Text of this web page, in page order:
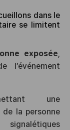
dans le
se limitent
exposée,
l’événement
une
la personne
signalétiques